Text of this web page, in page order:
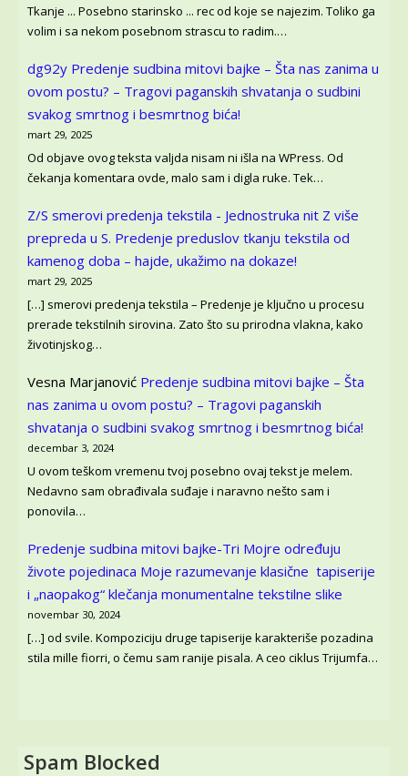
Tkanje ... Posebno starinsko ... rec od koje se najezim. Toliko ga
volim i sa nekom posebnom strascu to radim.…
dg92y Predenje sudbina mitovi bajke – Šta nas zanima u
ovom postu? – Tragovi paganskih shvatanja o sudbini
svakog smrtnog i besmrtnog bića!
mart 29, 2025
Od objave ovog teksta valjda nisam ni išla na WPress. Od
čekanja komentara ovde, malo sam i digla ruke. Tek…
Z/S smerovi predenja tekstila - Jednostruka nit Z više
prepreda u S. Predenje preduslov tkanju tekstila od
kamenog doba – hajde, ukažimo na dokaze!
mart 29, 2025
[…] smerovi predenja tekstila – Predenje je ključno u procesu
prerade tekstilnih sirovina. Zato što su prirodna vlakna, kako
životinjskog…
Vesna Marjanović Predenje sudbina mitovi bajke – Šta
nas zanima u ovom postu? – Tragovi paganskih
shvatanja o sudbini svakog smrtnog i besmrtnog bića!
decembar 3, 2024
U ovom teškom vremenu tvoj posebno ovaj tekst je melem.
Nedavno sam obrađivala suđaje i naravno nešto sam i
ponovila…
Predenje sudbina mitovi bajke-Tri Mojre određuju
živote pojedinaca Moje razumevanje klasične tapiserije
i „naopakog“ klečanja monumentalne tekstilne slike
novembar 30, 2024
[…] od svile. Kompoziciju druge tapiserije karakteriše pozadina
stila mille fiorri, o čemu sam ranije pisala. A ceo ciklus Trijumfa…
Spam Blocked